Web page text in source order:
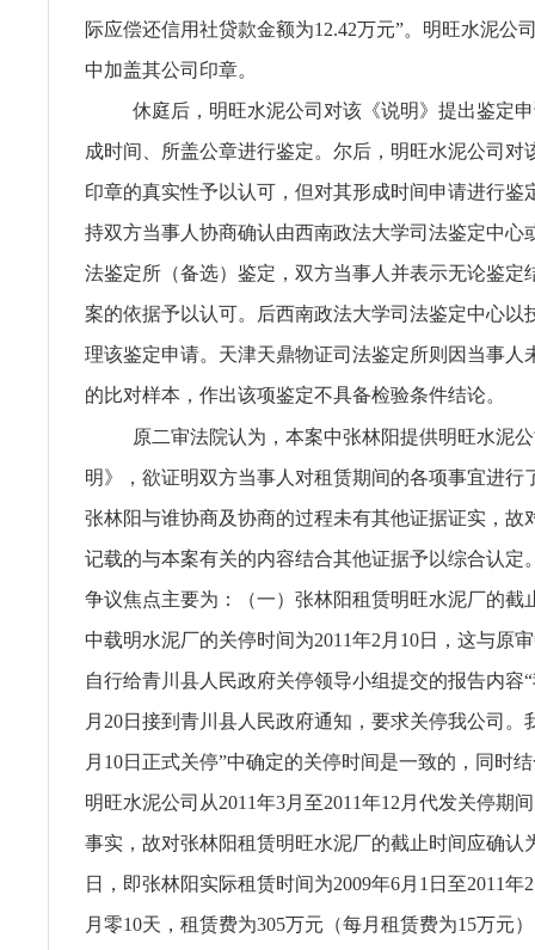
际应偿还信用社贷款金额为12.42万元”。明旺水泥公
中加盖其公司印章。
休庭后，明旺水泥公司对该《说明》提出鉴定
成时间、所盖公章进行鉴定。尔后，明旺水泥公司对
印章的真实性予以认可，但对其形成时间申请进行鉴
持双方当事人协商确认由西南政法大学司法鉴定中心
法鉴定所（备选）鉴定，双方当事人并表示无论鉴定
案的依据予以认可。后西南政法大学司法鉴定中心以
理该鉴定申请。天津天鼎物证司法鉴定所则因当事人
的比对样本，作出该项鉴定不具备检验条件结论。
原二审法院认为，本案中张林阳提供明旺水泥
明》，欲证明双方当事人对租赁期间的各项事宜进行
张林阳与谁协商及协商的过程未有其他证据证实，故
记载的与本案有关的内容结合其他证据予以综合认定
争议焦点主要为：（一）张林阳租赁明旺水泥厂的截
中载明水泥厂的关停时间为2011年2月10日，这与原
自行给青川县人民政府关停领导小组提交的报告内容
月20日接到青川县人民政府通知，要求关停我公司。
月10日正式关停”中确定的关停时间是一致的，同时
明旺水泥公司从2011年3月至2011年12月代发关停期
事实，故对张林阳租赁明旺水泥厂的截止时间应确认
日，即张林阳实际租赁时间为2009年6月1日至2011年
月零10天，租赁费为305万元（每月租赁费为15万元